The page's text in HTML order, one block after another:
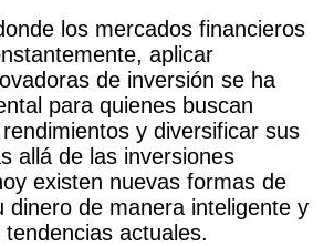
los mercados financieros
aplicar
de inversión se ha
para quienes buscan
y diversificar sus
allá de las inversiones
existen nuevas formas de
dinero de manera inteligente y
actuales.